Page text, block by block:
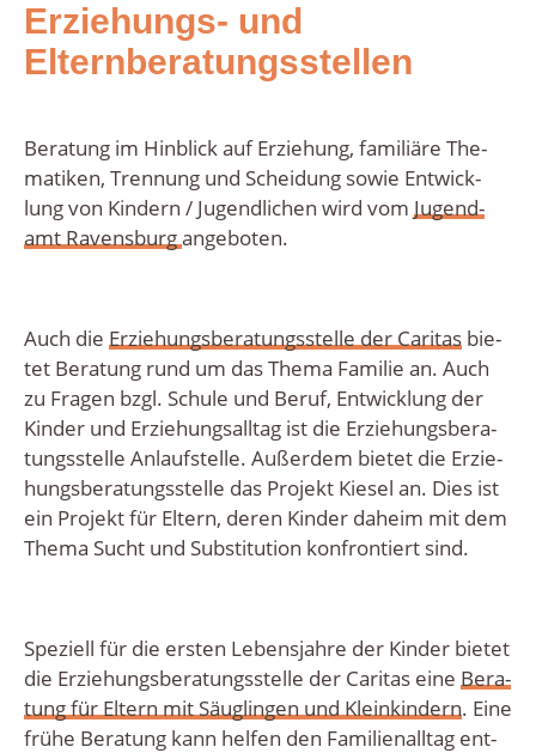
Erzie­hungs- und
Elternberatungsstellen
Bera­tung im Hin­blick auf Erzie­hung, fami­liä­re The­
ma­ti­ken, Tren­nung und Schei­dung sowie Ent­wick­
lung von Kin­dern / Jugend­li­chen wird vom Jugend­
amt Ravens­burgange­bo­ten.
Auch die Erzie­hungs­be­ra­tungs­stel­le der Cari­tas bie­
tet Bera­tung rund um das The­ma Fami­lie an. Auch
zu Fra­gen bzgl. Schu­le und Beruf, Ent­wick­lung der
Kin­der und Erzie­hungs­all­tag ist die Erzie­hungs­be­ra­
tungs­stel­le Anlauf­stel­le. Außer­dem bie­tet die Erzie­
hungs­be­ra­tungs­stel­le das Pro­jekt Kie­sel an. Dies ist
ein Pro­jekt für Eltern, deren Kin­der daheim mit dem
The­ma Sucht und Sub­sti­tu­ti­on kon­fron­tiert sind.
Spe­zi­ell für die ers­ten Lebens­jah­re der Kin­der bie­tet
die Erzie­hungs­be­ra­tungs­stel­le der Cari­tas eine Bera­
tung für Eltern mit Säug­lin­gen und Klein­kin­dern. Eine
frü­he Bera­tung kann hel­fen den Fami­li­en­all­tag ent­